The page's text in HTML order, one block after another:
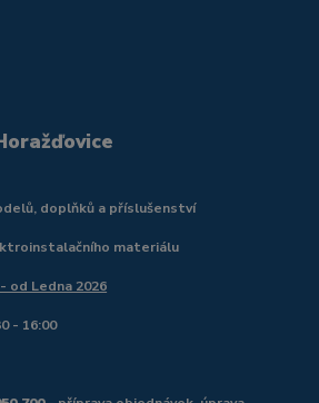
doplňků a příslušenství
materiálu
od Ledna 2026
- 16:00